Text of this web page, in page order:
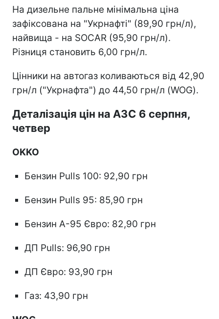
На дизельне пальне мінімальна ціна
зафіксована на "Укрнафті" (89,90 грн/л),
найвища - на SOCAR (95,90 грн/л).
Різниця становить 6,00 грн/л.
Цінники на автогаз коливаються від 42,90
грн/л ("Укрнафта") до 44,50 грн/л (WOG).
Деталізація цін на АЗС 6 серпня,
четвер
OKKO
Бензин Pulls 100: 92,90 грн
Бензин Pulls 95: 85,90 грн
Бензин А-95 Євро: 82,90 грн
ДП Pulls: 96,90 грн
ДП Євро: 93,90 грн
Газ: 43,90 грн